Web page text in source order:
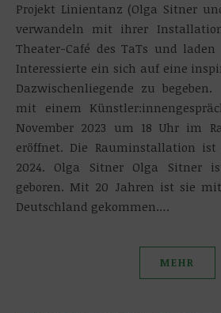
Projekt Linientanz (Olga Sitner
verwandeln mit ihrer Installation
Theater-Café des TaTs und
Interessierte ein sich auf eine
Dazwischenliegende zu
mit einem
November 2023 um 18 Uhr im
eröffnet. Die Rauminstallation
2024. Olga Sitner Olga Sitner
geboren. Mit 20 Jahren ist sie
Deutschland gekommen.…
MEHR